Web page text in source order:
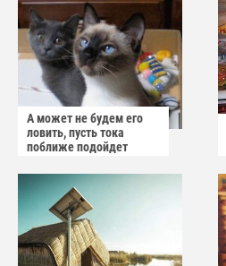
А может не будем его
ловить, пусть тока
поближе подойдет